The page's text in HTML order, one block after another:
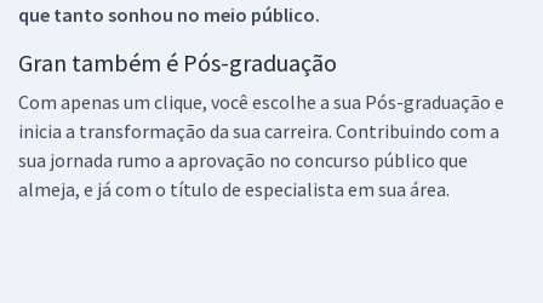
que tanto sonhou no meio público.
Gran também é Pós-graduação
Com apenas um clique, você escolhe a sua Pós-graduação e
inicia a transformação da sua carreira. Contribuindo com a
sua jornada rumo a aprovação no concurso público que
almeja, e já com o título de especialista em sua área.